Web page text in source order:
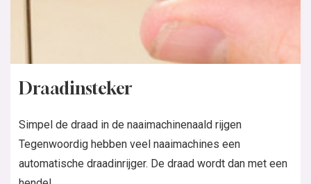
Draadinsteker
Simpel de draad in de naaimachinenaald rijgen
Tegenwoordig hebben veel naaimachines een
automatische draadinrijger. De draad wordt dan met een